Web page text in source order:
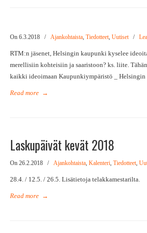
On 6.3.2018 / Ajankohtaista, Tiedotteet, Uutiset /
RTM:n jäsenet, Helsingin kaupunki kyselee
merellisiin kohteisiin ja saaristoon? ks. liite.
kaikki ideoimaan Kaupunkiympäristö _
Read more →
Laskupäivät kevät 2018
On 26.2.2018 / Ajankohtaista, Kalenteri, Tiedotteet,
28.4. / 12.5. / 26.5. Lisätietoja telakkamestarilta.
Read more →